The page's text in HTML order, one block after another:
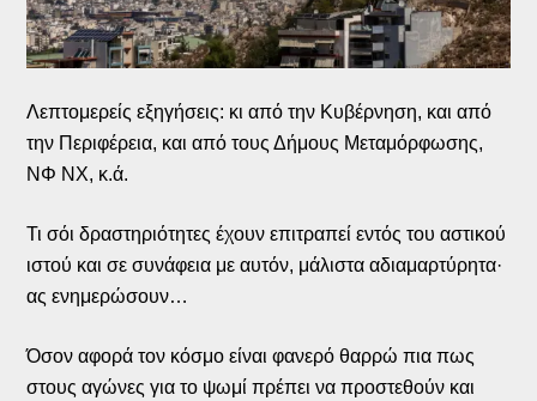
Λεπτομερείς εξηγήσεις: κι από την Κυβέρνηση, και από
την Περιφέρεια, και από τους Δήμους Μεταμόρφωσης,
ΝΦ ΝΧ, κ.ά.
Τι σόι δραστηριότητες έχουν επιτραπεί εντός του αστικού
ιστού και σε συνάφεια με αυτόν, μάλιστα αδιαμαρτύρητα·
ας ενημερώσουν…
Όσον αφορά τον κόσμο είναι φανερό θαρρώ πια πως
στους αγώνες για το ψωμί πρέπει να προστεθούν και